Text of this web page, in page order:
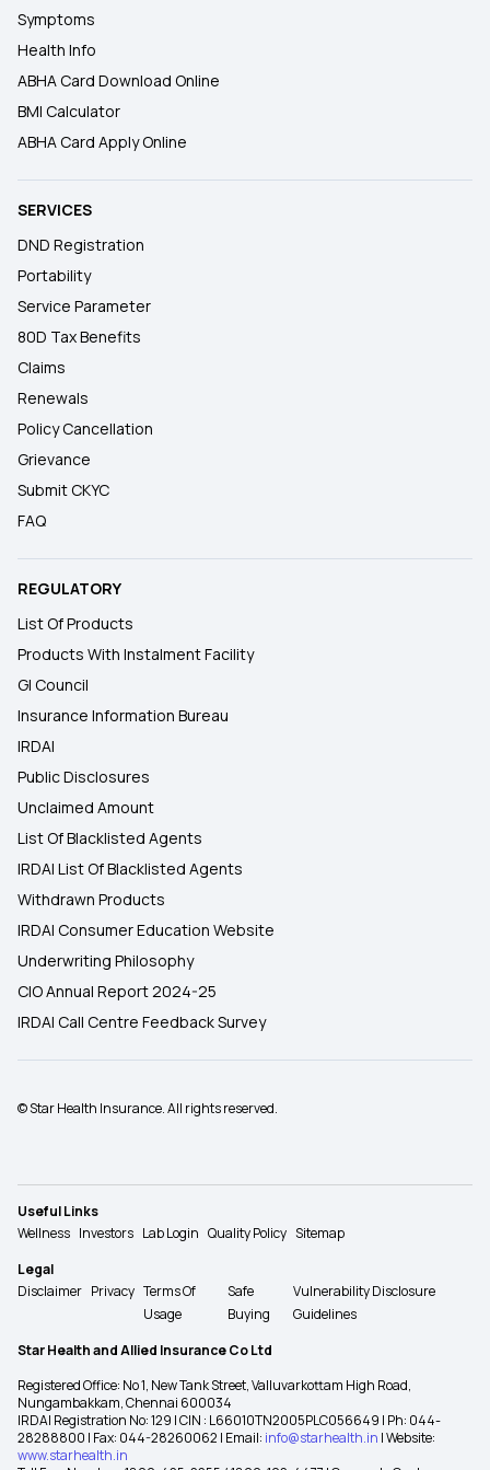
Symptoms
Health Info
ABHA Card Download Online
BMI Calculator
ABHA Card Apply Online
SERVICES
DND Registration
Portability
Service Parameter
80D Tax Benefits
Claims
Renewals
Policy Cancellation
Grievance
Submit CKYC
FAQ
REGULATORY
List Of Products
Products With Instalment Facility
GI Council
Insurance Information Bureau
IRDAI
Public Disclosures
Unclaimed Amount
List Of Blacklisted Agents
IRDAI List Of Blacklisted Agents
Withdrawn Products
IRDAI Consumer Education Website
Underwriting Philosophy
CIO Annual Report 2024-25
IRDAI Call Centre Feedback Survey
© Star Health Insurance. All rights reserved.
Useful Links
Wellness Investors Lab Login Quality Policy Sitemap
Legal
Disclaimer Privacy Terms Of
Usage
Safe
Buying
Vulnerability Disclosure
Guidelines
Star Health and Allied Insurance Co Ltd
Registered Office: No 1, New Tank Street, Valluvarkottam High Road,
Nungambakkam, Chennai 600034
IRDAI Registration No: 129 | CIN : L66010TN2005PLC056649 | Ph: 044-
28288800 | Fax: 044-28260062 | Email: info@starhealth.in | Website:
www.starhealth.in